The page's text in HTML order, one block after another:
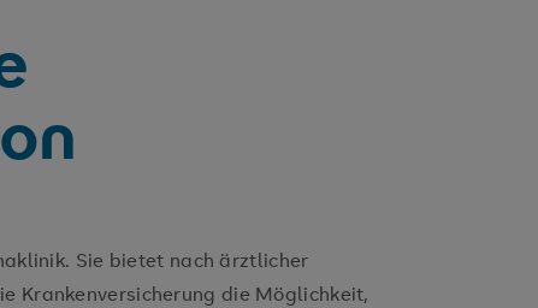
Sie bietet nach ärztlicher
Krankenversicherung die Möglichkeit,